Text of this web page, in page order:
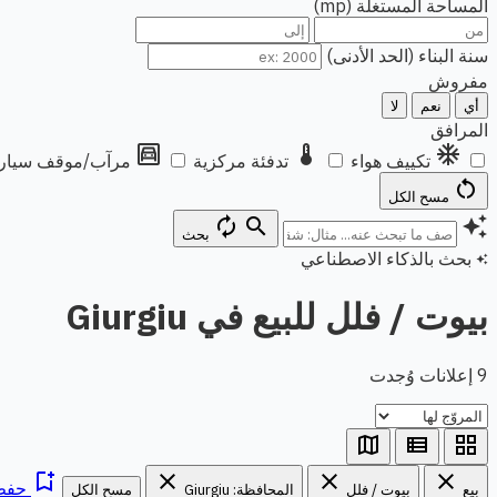
المساحة المستغلة (mp)
سنة البناء (الحد الأدنى)
مفروش
أي نعم لا
المرافق
ac_unit تكييف هواء thermostat تدفئة مركزية garage مرآب/موقف
restart_alt
auto_awesome
search
autorenew بحث
auto_awesome بحث بالذكاء الاصطناعي
بيوت / فلل للبيع في Giurgiu
9 إعلانات وُجدت
grid_view
view_list
map
بيع close بيوت / فلل close المحافظة: Giurgiu close مسح الكل bookmark_add